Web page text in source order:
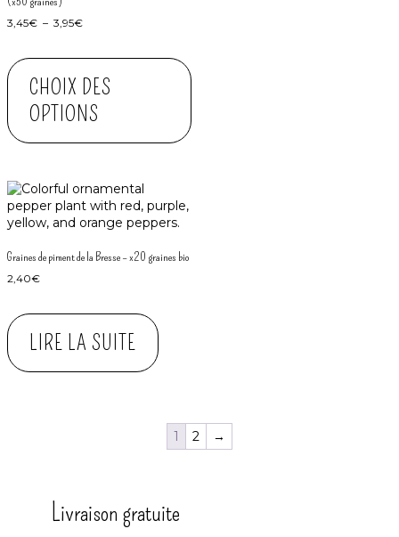
3,45€ – 3,95€
CHOIX DES
OPTIONS
Graines de piment de la Bresse – x20 graines bio
2,40€
LIRE LA SUITE
1 2 →
Livraison gratuite